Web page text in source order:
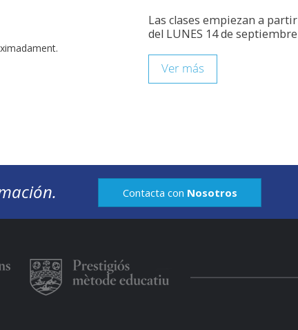
Las clases empiezan a partir
del LUNES 14 de septiembre
Ver más
Contacta con Nosotros